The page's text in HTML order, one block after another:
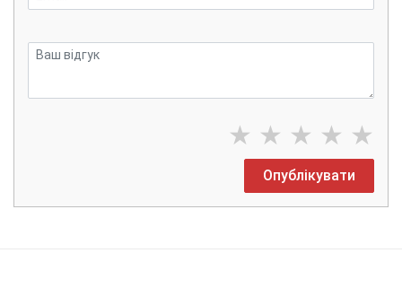
★ ★ ★ ★ ★
Опублікувати